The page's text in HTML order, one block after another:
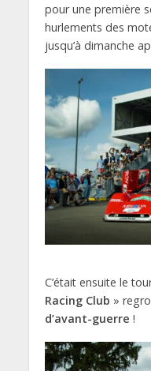
pour une première
hurlements des
jusqu’à dimanche
C’était ensuite le
Racing Club »
d’avant-guerre !